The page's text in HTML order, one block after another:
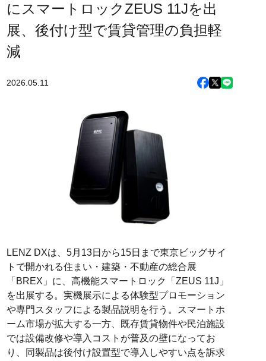
にスマートロックZEUS 11Jを出
展、後付け型で賃貸管理の負担軽
減
2026.05.11
LENZ DXは、5月13日から15日まで東京ビッグサイ
トで開かれる住まい・建築・不動産の総合展
「BREX」に、高機能スマートロック「ZEUS 11J」
を出展する。実機展示による体験型プロモーション
や専門スタッフによる製品説明を行う。スマートホ
ーム市場が拡大する一方、既存賃貸物件や民泊施設
では設備改修や導入コストが普及の壁になってお
り、同製品は後付け設置型で導入しやすい点を訴求